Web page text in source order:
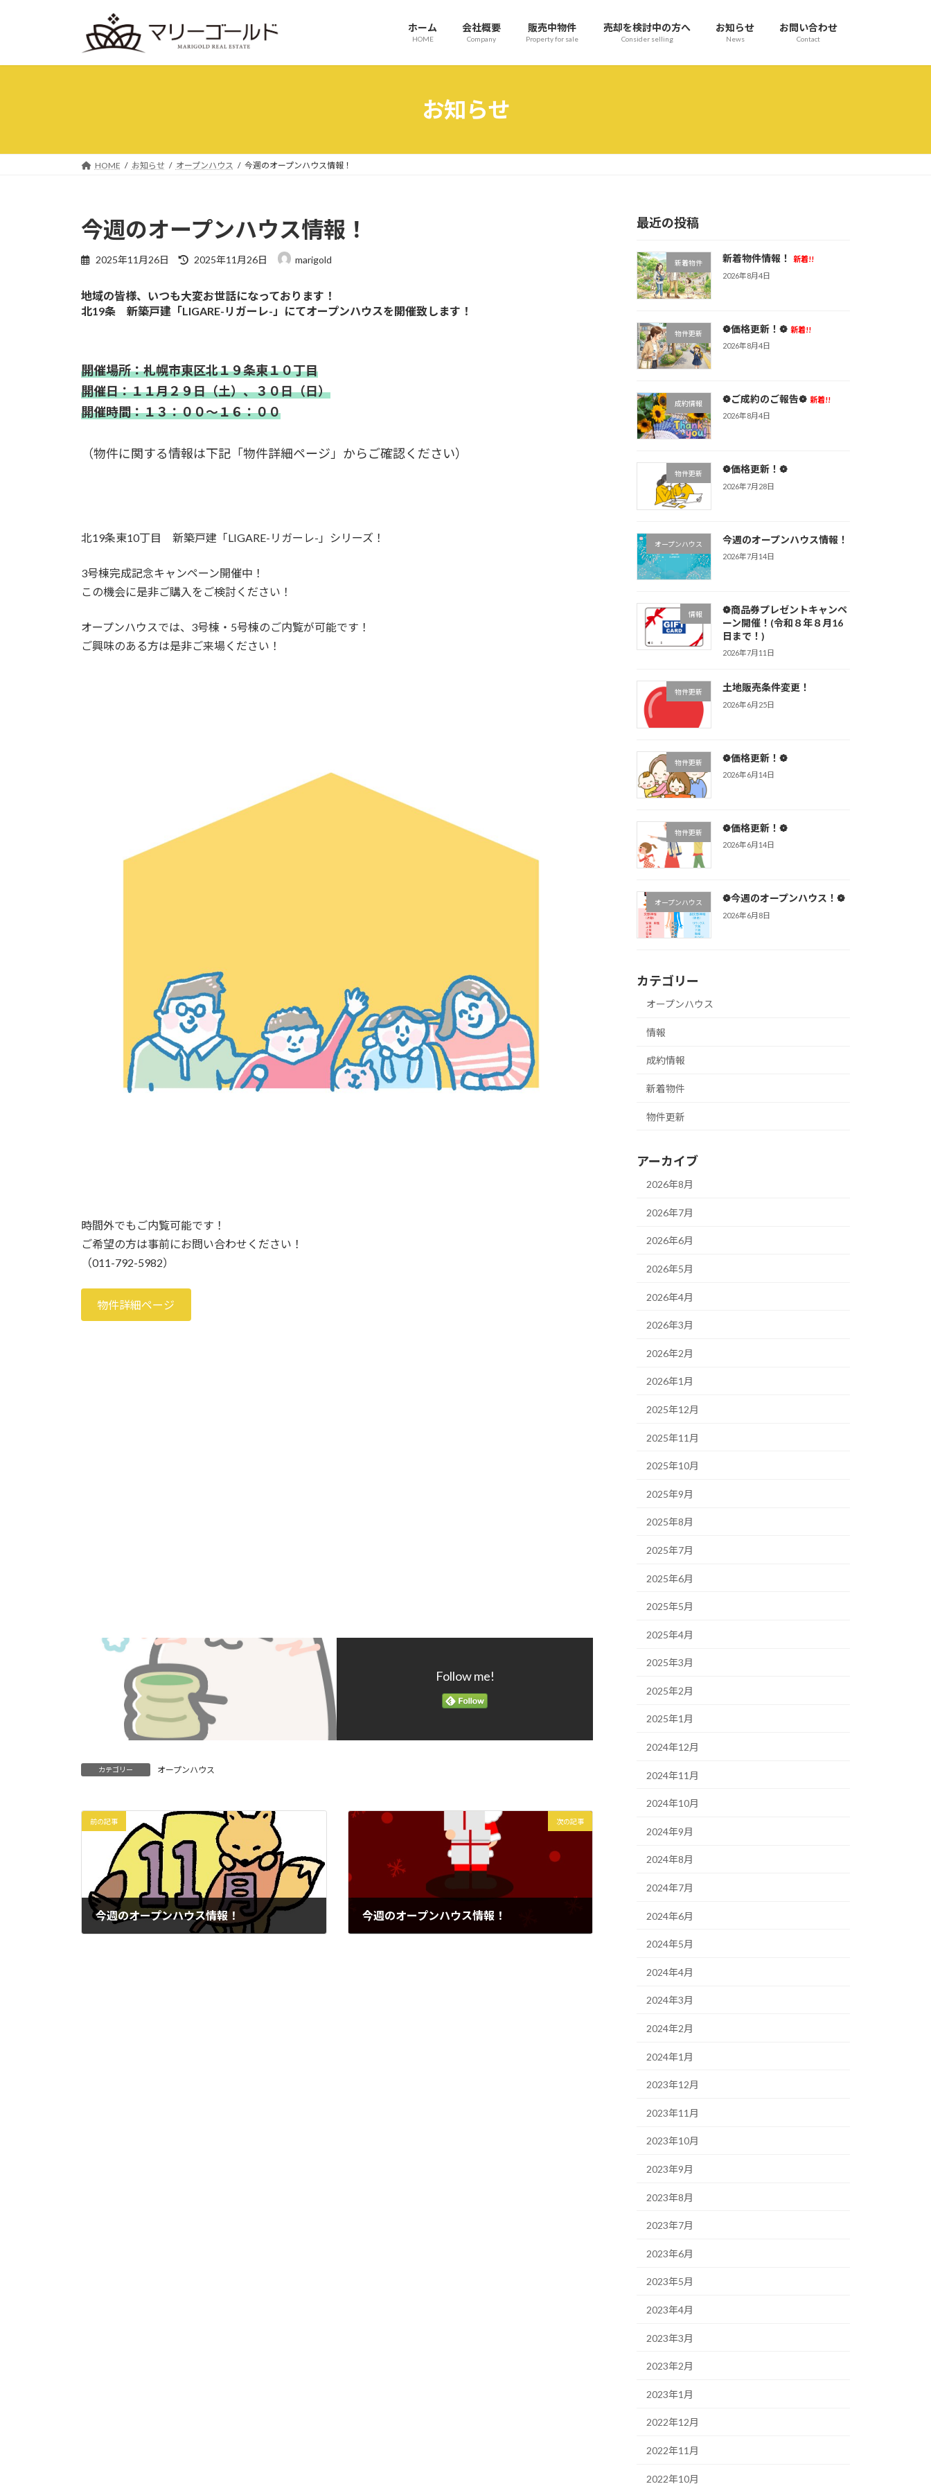
プ
動
ホーム
HOME
会社概要
Company
販売中物件
Property for sale
売却を検討中の方へ
Consider selling
お知らせ
News
お問い合わせ
Contact
お知らせ
HOME お知らせ オープンハウス 今週のオープンハウス情報！
今週のオープンハウス情報！
2025年11月26日
最
新
日
2025年11月26日 marigold
地域の皆様、いつも大変お世話になっております！
北19条 新築戸建「LIGARE-リガーレ-」にてオープンハウスを開催致します！
開催場所：札幌市東区北１９条東１０丁目
開催日：１１月２９日（土）、３０日（日）
開催時間：１３：００～１６：００
（物件に関する情報は下記「物件詳細ページ」からご確認ください）
北19条東10丁目 新築戸建「LIGARE-リガーレ-」シリーズ！
3号棟完成記念キャンペーン開催中！
この機会に是非ご購入をご検討ください！
オープンハウスでは、3号棟・5号棟のご内覧が可能です！
ご興味のある方は是非ご来場ください！
時間外でもご内覧可能です！
ご希望の方は事前にお問い合わせください！
（011-792-5982）
物件詳細ページ
Follow me!
カテゴリー オープンハウス
前の記事
今週のオープンハウス情報！
次の記事
今週のオープンハウス情報！
最近の投稿
新着物件 新着物件情報！
新着!!
2026年8月4日
物件更新 ❁価格更新！❁ 新着!!
2026年8月4日
成約情報 ❁ご成約のご報告❁ 新着!!
2026年8月4日
物件更新 ❁価格更新！❁
2026年7月28日
オープンハウス 今週のオープンハウス情報！
2026年7月14日
情報
❁商品券プレゼントキャンペ
ーン開催！(令和８年８月16
日まで！)
2026年7月11日
物件更新 土地販売条件変更！
2026年6月25日
物件更新 ❁価格更新！❁
2026年6月14日
物件更新 ❁価格更新！❁
2026年6月14日
オープンハウス ❁今週のオープンハウス！❁
2026年6月8日
カテゴリー
オープンハウス
情報
成約情報
新着物件
物件更新
アーカイブ
2026年8月
2026年7月
2026年6月
2026年5月
2026年4月
2026年3月
2026年2月
2026年1月
2025年12月
2025年11月
2025年10月
2025年9月
2025年8月
2025年7月
2025年6月
2025年5月
2025年4月
2025年3月
2025年2月
2025年1月
2024年12月
2024年11月
2024年10月
2024年9月
2024年8月
2024年7月
2024年6月
2024年5月
2024年4月
2024年3月
2024年2月
2024年1月
2023年12月
2023年11月
2023年10月
2023年9月
2023年8月
2023年7月
2023年6月
2023年5月
2023年4月
2023年3月
2023年2月
2023年1月
2022年12月
2022年11月
2022年10月